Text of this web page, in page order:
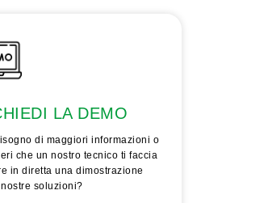
LA DEMO
di maggiori informazioni o
che un nostro tecnico ti faccia
in diretta una dimostrazione
soluzioni?